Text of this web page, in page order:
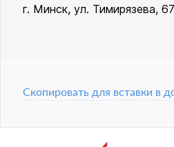
г. Минск, ул. Тимирязева,
Скопировать для вставки в